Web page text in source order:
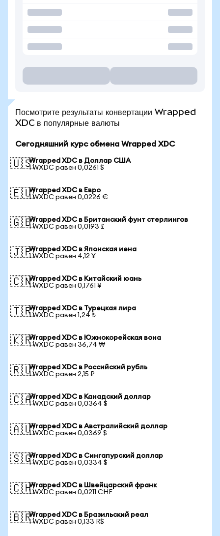
Посмотрите результаты конвертации Wrapped
XDC в популярные валюты
Сегодняшний курс обмена Wrapped XDC
🇺🇸Wrapped XDC в Доллар США
1 WXDC равен 0,0261 $
🇪🇺Wrapped XDC в Евро
1 WXDC равен 0,0226 €
🇬🇧Wrapped XDC в Британский фунт стерлингов
1 WXDC равен 0,0193 £
🇯🇵Wrapped XDC в Японская иена
1 WXDC равен 4,12 ¥
🇨🇳Wrapped XDC в Китайский юань
1 WXDC равен 0,1761 ¥
🇹🇷Wrapped XDC в Турецкая лира
1 WXDC равен 1,24 ₺
🇰🇷Wrapped XDC в Южнокорейская вона
1 WXDC равен 36,74 ₩
🇷🇺Wrapped XDC в Российский рубль
1 WXDC равен 2,15 ₽
🇨🇦Wrapped XDC в Канадский доллар
1 WXDC равен 0,0364 $
🇦🇺Wrapped XDC в Австралийский доллар
1 WXDC равен 0,0369 $
🇸🇬Wrapped XDC в Сингапурский доллар
1 WXDC равен 0,0334 $
🇨🇭Wrapped XDC в Швейцарский франк
1 WXDC равен 0,0211 CHF
🇧🇷Wrapped XDC в Бразильский реал
1 WXDC равен 0,133 R$